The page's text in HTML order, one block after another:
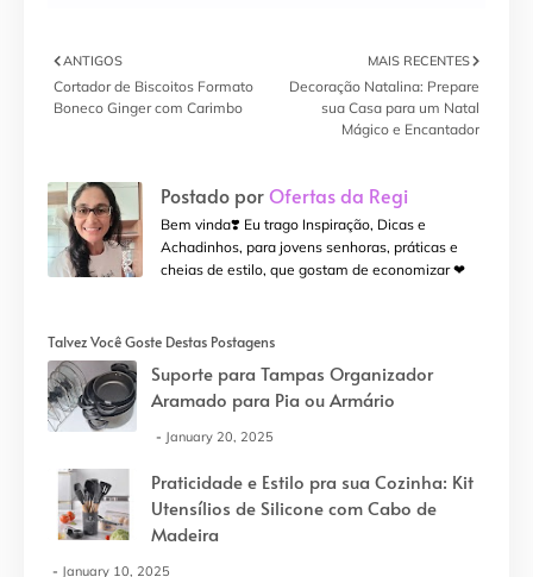
MAIS RECENTES
Decoração Natalina: Prepare
sua Casa para um Natal
Mágico e Encantador
ANTIGOS
Cortador de Biscoitos Formato
Boneco Ginger com Carimbo
Postado porOfertas da Regi
Bem vinda❣️ Eu trago Inspiração, Dicas e
Achadinhos, para jovens senhoras, práticas e
cheias de estilo, que gostam de economizar ❤
Talvez Você Goste Destas Postagens
Suporte para Tampas Organizador
Aramado para Pia ou Armário
January 20, 2025
Praticidade e Estilo pra sua Cozinha: Kit
Utensílios de Silicone com Cabo de
Madeira
January 10, 2025